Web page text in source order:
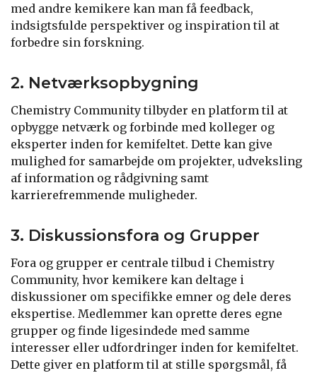
med andre kemikere kan man få feedback,
indsigtsfulde perspektiver og inspiration til at
forbedre sin forskning.
2. Netværksopbygning
Chemistry Community tilbyder en platform til at
opbygge netværk og forbinde med kolleger og
eksperter inden for kemifeltet. Dette kan give
mulighed for samarbejde om projekter, udveksling
af information og rådgivning samt
karrierefremmende muligheder.
3. Diskussionsfora og Grupper
Fora og grupper er centrale tilbud i Chemistry
Community, hvor kemikere kan deltage i
diskussioner om specifikke emner og dele deres
ekspertise. Medlemmer kan oprette deres egne
grupper og finde ligesindede med samme
interesser eller udfordringer inden for kemifeltet.
Dette giver en platform til at stille spørgsmål, få